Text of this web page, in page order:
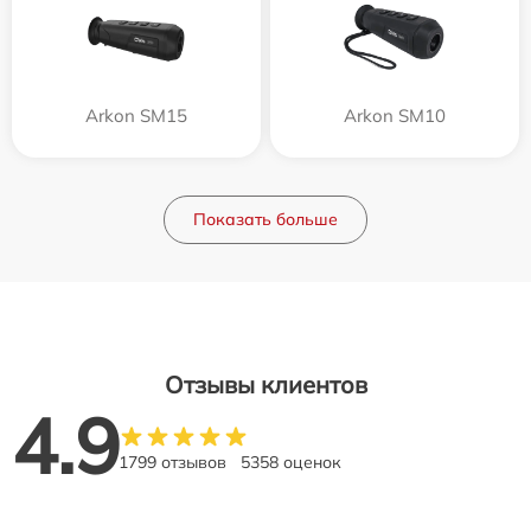
Arkon SM15 Arkon SM10
Показать больше
Отзывы клиентов
4.91799 отзывов 5358 оценок